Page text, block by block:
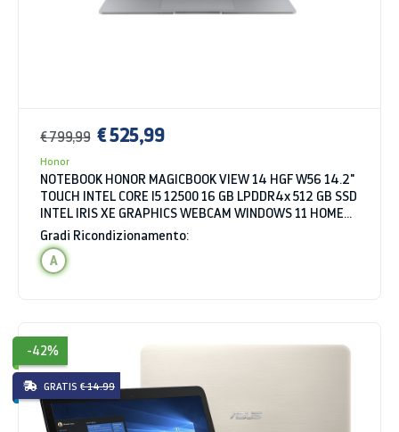
€ 799,99 € 525,99
Honor
NOTEBOOK HONOR MAGICBOOK VIEW 14 HGF W56 14.2"
TOUCH INTEL CORE I5 12500 16 GB LPDDR4x 512 GB SSD
INTEL IRIS XE GRAPHICS WEBCAM WINDOWS 11 HOME
SPACE GRAY
Gradi Ricondizionamento:
A
-42%
GRATIS € 14.99